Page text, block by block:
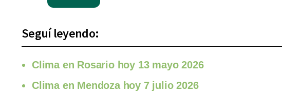
Seguí leyendo:
Clima en Rosario hoy 13 mayo 2026
Clima en Mendoza hoy 7 julio 2026